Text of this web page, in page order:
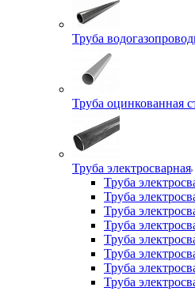
Труба
Труба оцинкованная
Труба электросварная
Труба
Труба
Труба
Труба
Труба
Труба
Труба
Труба